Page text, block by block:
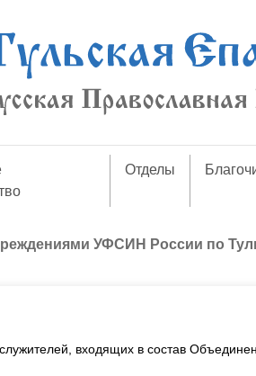
Отделы
УФСИН России по
входящих в состав